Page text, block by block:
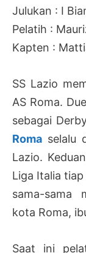
Julukan : I
Pelatih :
Kapten :
SS Lazio
AS Roma.
sebagai
Roma selalu
Lazio.
Liga Italia
sama-sama
kota Roma,
Saat ini